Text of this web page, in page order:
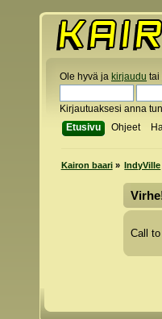
Ole hyvä ja kirjaudu tai
Kirjautuaksesi anna
Etusivu
Ohjeet
Kairon baari» IndyVille
Call